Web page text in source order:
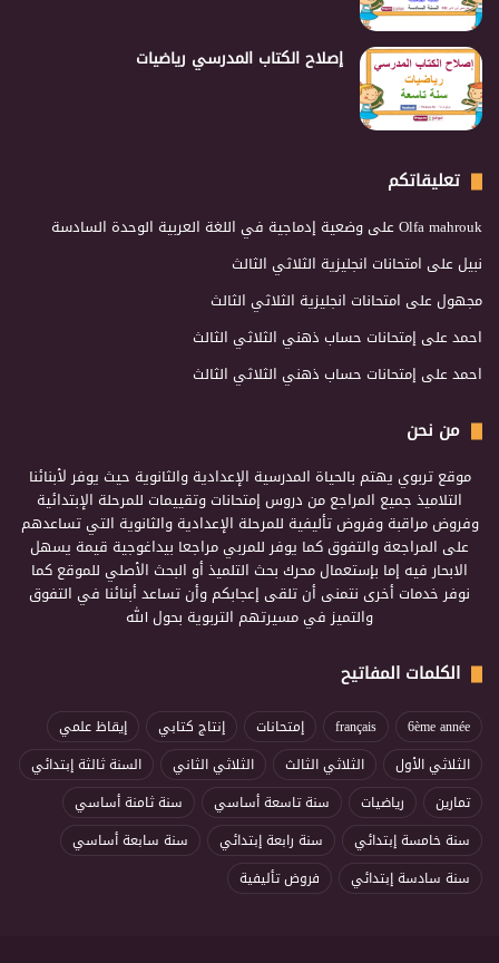
إصلاح الكتاب المدرسي رياضيات
تعليقاتكم
Olfa mahroukعلى وضعية إدماجية في اللغة العربية الوحدة السادسة
نبيلعلى امتحانات انجليزية الثلاثي الثالث
مجهولعلى امتحانات انجليزية الثلاثي الثالث
احمدعلى إمتحانات حساب ذهني الثلاثي الثالث
احمدعلى إمتحانات حساب ذهني الثلاثي الثالث
من نحن
موقع تربوي يهتم بالحياة المدرسية الإعدادية والثانوية حيث يوفر لأبنائنا
التلاميذ جميع المراجع من دروس إمتحانات وتقييمات للمرحلة الإبتدائية
وفروض مراقبة وفروض تأليفية للمرحلة الإعدادية والثانوية التي تساعدهم
على المراجعة والتفوق كما يوفر للمربي مراجعا بيداغوجية قيمة يسهل
الابحار فيه إما بإستعمال محرك بحث التلميذ أو البحث الأصلي للموقع كما
نوفر خدمات أخرى نتمنى أن تلقى إعجابكم وأن تساعد أبنائنا في التفوق
والتميز في مسيرتهم التربوية بحول الله
الكلمات المفاتيح
6ème année
français إمتحانات إنتاج كتابي
إيقاظ علمي
الثلاثي الأول
الثلاثي الثالث الثلاثي الثاني
السنة ثالثة إبتدائي
تمارين
رياضيات سنة تاسعة أساسي
سنة ثامنة أساسي
سنة خامسة إبتدائي
سنة رابعة إبتدائي
سنة سابعة أساسي
سنة سادسة إبتدائي
فروض تأليفية